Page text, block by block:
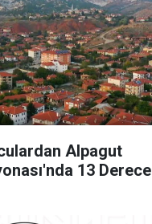
Alpagut
13 Derece